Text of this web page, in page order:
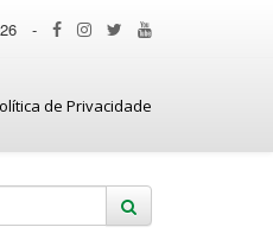
-
de Privacidade